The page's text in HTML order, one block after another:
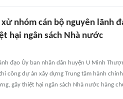
xử nhóm cán bộ nguyên lãnh
hại ngân sách Nhà nước
đạo Ủy ban nhân dân huyện U Minh
công dự án xây dựng Trung tâm hành
gây thiệt hại ngân sách Nhà nước hàng